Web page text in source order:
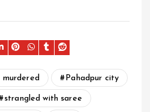
murdered Pahadpur city
strangled with saree